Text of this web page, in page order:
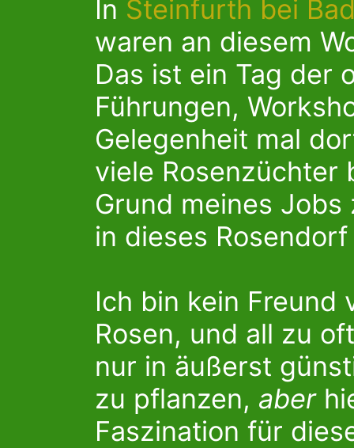
In Steinfurth bei
waren an diesem
Das ist ein Tag der
Führungen,
Gelegenheit mal
viele Rosenzüchter
Grund meines
in dieses
Ich bin kein Freund
Rosen, und all zu
nur in äußerst
zu pflanzen, aber
Faszination für